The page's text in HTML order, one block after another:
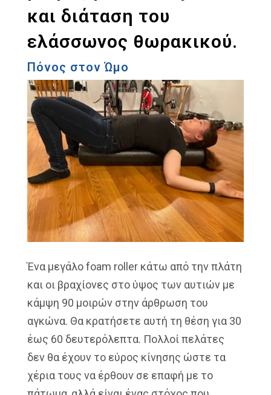
και διάταση του
ελάσσωνος θωρακικού.
Πόνος στον Ώμο
Ένα μεγάλο foam roller κάτω από την πλάτη
και οι βραχίονες στο ύψος των αυτιών με
κάμψη 90 μοιρών στην άρθρωση του
αγκώνα. Θα κρατήσετε αυτή τη θέση για 30
έως 60 δευτερόλεπτα. Πολλοί πελάτες
δεν θα έχουν το εύρος κίνησης ώστε τα
χέρια τους να έρθουν σε επαφή με το